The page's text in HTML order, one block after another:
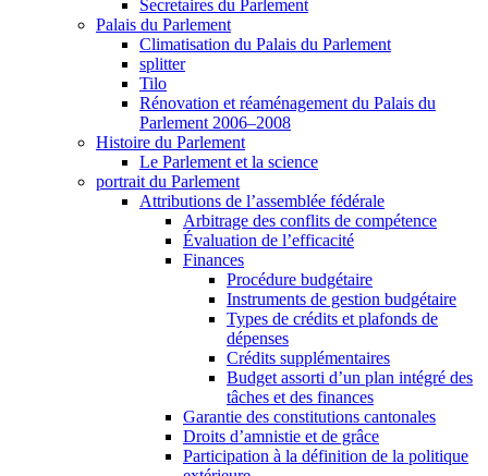
Secretaires du Parlement
Palais du Parlement
Climatisation du Palais du Parlement
splitter
Tilo
Rénovation et réaménagement du Palais du
Parlement 2006–2008
Histoire du Parlement
Le Parlement et la science
portrait du Parlement
Attributions de l’assemblée fédérale
Arbitrage des conflits de compétence
Évaluation de l’efficacité
Finances
Procédure budgétaire
Instruments de gestion budgétaire
Types de crédits et plafonds de
dépenses
Crédits supplémentaires
Budget assorti d’un plan intégré des
tâches et des finances
Garantie des constitutions cantonales
Droits d’amnistie et de grâce
Participation à la définition de la politique